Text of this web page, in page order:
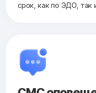
срок, как по ЭДО,